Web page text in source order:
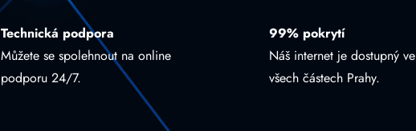
Technická podpora
Můžete se spolehnout na online
podporu 24/7.
99% pokrytí
Náš internet je dostupný ve
všech částech Prahy.